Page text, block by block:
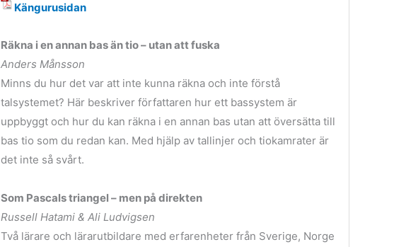
Kängurusidan
Räkna i en annan bas än tio – utan att fuska
Anders Månsson
Minns du hur det var att inte kunna räkna och inte förstå
talsystemet? Här beskriver författaren hur ett bassystem är
uppbyggt och hur du kan räkna i en annan bas utan att översätta till
bas tio som du redan kan. Med hjälp av tallinjer och tiokamrater är
det inte så svårt.
Som Pascals triangel – men på direkten
Russell Hatami & Ali Ludvigsen
Två lärare och lärarutbildare med erfarenheter från Sverige, Norge